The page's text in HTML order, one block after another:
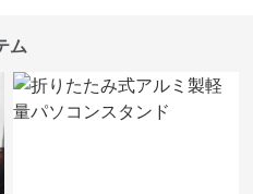
ム